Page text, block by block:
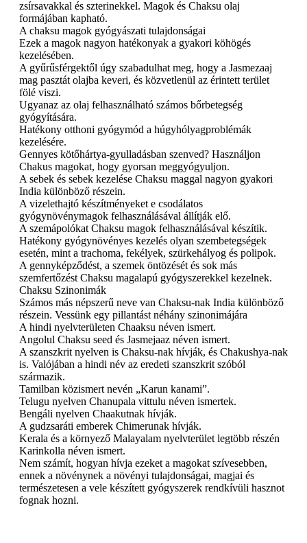
zsírsavakkal és szterinekkel. Magok és Chaksu olaj
formájában kapható.
A chaksu magok gyógyászati ​​tulajdonságai
Ezek a magok nagyon hatékonyak a gyakori köhögés
kezelésében.
A gyűrűsférgektől úgy szabadulhat meg, hogy a Jasmezaaj
mag pasztát olajba keveri, és közvetlenül az érintett terület
fölé viszi.
Ugyanaz az olaj felhasználható számos bőrbetegség
gyógyítására.
Hatékony otthoni gyógymód a húgyhólyagproblémák
kezelésére.
Gennyes kötőhártya-gyulladásban szenved? Használjon
Chakus magokat, hogy gyorsan meggyógyuljon.
A sebek és sebek kezelése Chaksu maggal nagyon gyakori
India különböző részein.
A vizelethajtó készítményeket e csodálatos
gyógynövénymagok felhasználásával állítják elő.
A szemápolókat Chaksu magok felhasználásával készítik.
Hatékony gyógynövényes kezelés olyan szembetegségek
esetén, mint a trachoma, fekélyek, szürkehályog és polipok.
A gennyképződést, a szemek öntözését és sok más
szemfertőzést Chaksu magalapú gyógyszerekkel kezelnek.
Chaksu Szinonimák
Számos más népszerű neve van Chaksu-nak India különböző
részein. Vessünk egy pillantást néhány szinonimájára
A hindi nyelvterületen Chaaksu néven ismert.
Angolul Chaksu seed és Jasmejaaz néven ismert.
A szanszkrit nyelven is Chaksu-nak hívják, és Chakushya-nak
is. Valójában a hindi név az eredeti szanszkrit szóból
származik.
Tamilban közismert nevén „Karun kanami”.
Telugu nyelven Chanupala vittulu néven ismertek.
Bengáli nyelven Chaakutnak hívják.
A gudzsaráti emberek Chimerunak hívják.
Kerala és a környező Malayalam nyelvterület legtöbb részén
Karinkolla néven ismert.
Nem számít, hogyan hívja ezeket a magokat szívesebben,
ennek a növénynek a növényi tulajdonságai, magjai és
természetesen a vele készített gyógyszerek rendkívüli hasznot
fognak hozni.